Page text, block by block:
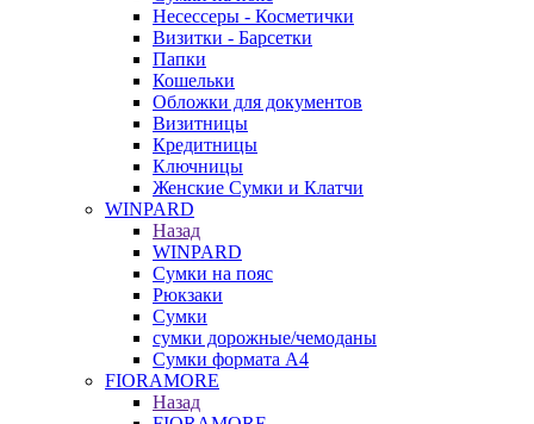
Несессеры - Косметички
Визитки - Барсетки
Папки
Кошельки
Обложки для документов
Визитницы
Кредитницы
Ключницы
Женские Сумки и Клатчи
WINPARD
Назад
WINPARD
Сумки на пояс
Рюкзаки
Сумки
сумки дорожные/чемоданы
Сумки формата А4
FIORAMORE
Назад